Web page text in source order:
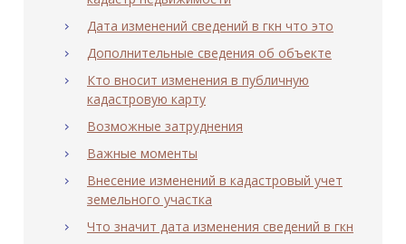
Дата изменений сведений в гкн что это
Дополнительные сведения об объекте
Кто вносит изменения в публичную
кадастровую карту
Возможные затруднения
Важные моменты
Внесение изменений в кадастровый учет
земельного участка
Что значит дата изменения сведений в гкн